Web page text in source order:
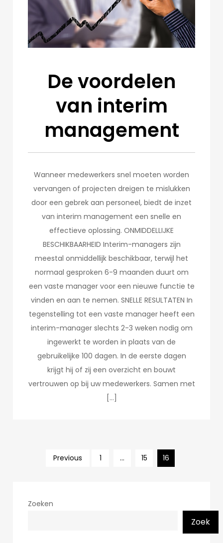
De voordelen
van interim
management
Wanneer medewerkers snel moeten worden
vervangen of projecten dreigen te mislukken
door een gebrek aan personeel, biedt de inzet
van interim management een snelle en
effectieve oplossing. ONMIDDELLIJKE
BESCHIKBAARHEID Interim-managers zijn
meestal onmiddellijk beschikbaar, terwijl het
normaal gesproken 6-9 maanden duurt om
een vaste manager voor een nieuwe functie te
vinden en aan te nemen. SNELLE RESULTATEN In
tegenstelling tot een vaste manager heeft een
interim-manager slechts 2-3 weken nodig om
ingewerkt te worden in plaats van de
gebruikelijke 100 dagen. In de eerste dagen
krijgt hij of zij een overzicht en bouwt
vertrouwen op bij uw medewerkers. Samen met
[…]
PostsPrevious 1 … 15 16
Zoeken
Zoek